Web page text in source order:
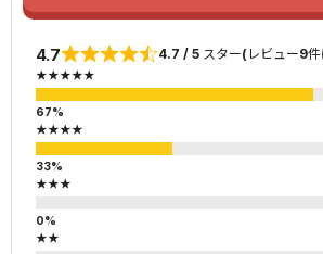
4.7 4.7 / 5 スター(レビュー9件
★★★★★
★★★★
★★★
★★